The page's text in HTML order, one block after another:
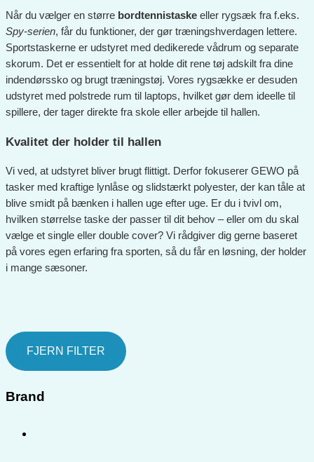
FJERN FILTER
Brand
Når du vælger en større bordtennistaske eller rygsæk fra f.eks.
Spy-serien, får du funktioner, der gør træningshverdagen lettere.
Sportstaskerne er udstyret med dedikerede vådrum og separate
skorum. Det er essentielt for at holde dit rene tøj adskilt fra dine
indendørssko og brugt træningstøj. Vores rygsække er desuden
udstyret med polstrede rum til laptops, hvilket gør dem ideelle til
spillere, der tager direkte fra skole eller arbejde til hallen.
Kvalitet der holder til hallen
Vi ved, at udstyret bliver brugt flittigt. Derfor fokuserer GEWO på
tasker med kraftige lynlåse og slidstærkt polyester, der kan tåle at
blive smidt på bænken i hallen uge efter uge. Er du i tvivl om,
hvilken størrelse taske der passer til dit behov – eller om du skal
vælge et single eller double cover? Vi rådgiver dig gerne baseret
på vores egen erfaring fra sporten, så du får en løsning, der holder
i mange sæsoner.